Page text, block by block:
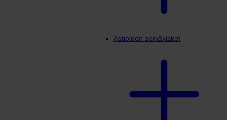
Astioiden seinäkiskot